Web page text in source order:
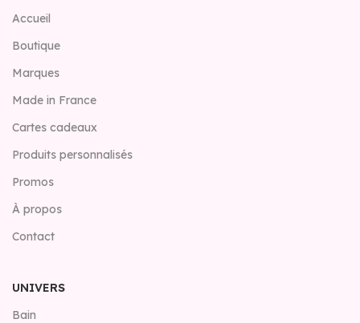
Accueil
Boutique
Marques
Made in France
Cartes cadeaux
Produits personnalisés
Promos
À propos
Contact
UNIVERS
Bain